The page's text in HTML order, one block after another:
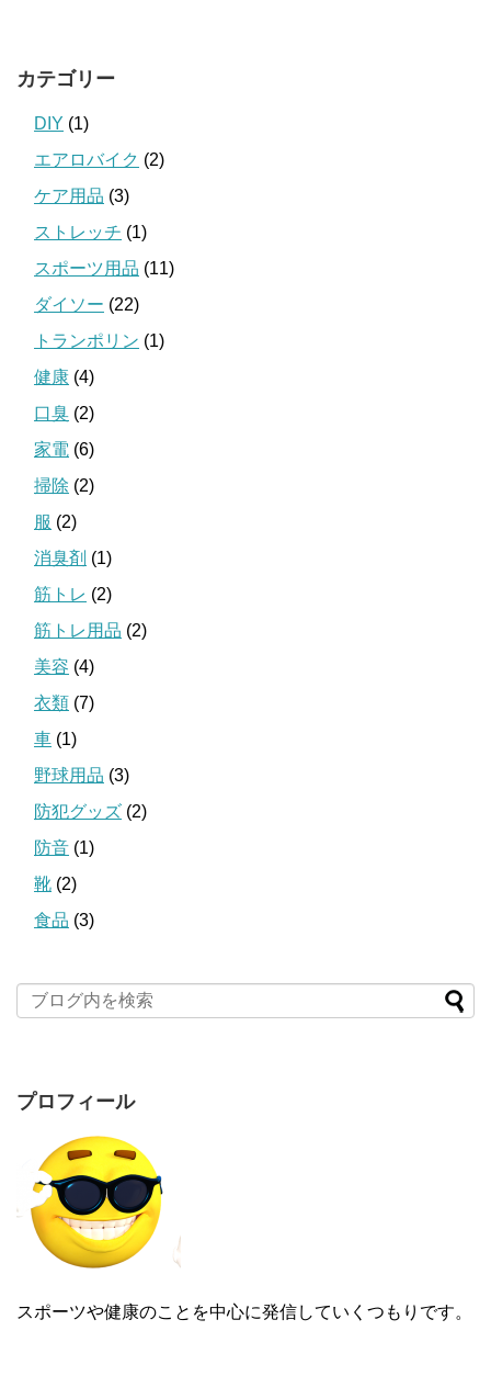
カテゴリー
DIY (1)
エアロバイク (2)
ケア用品 (3)
ストレッチ (1)
スポーツ用品 (11)
ダイソー (22)
トランポリン (1)
健康 (4)
口臭 (2)
家電 (6)
掃除 (2)
服 (2)
消臭剤 (1)
筋トレ (2)
筋トレ用品 (2)
美容 (4)
衣類 (7)
車 (1)
野球用品 (3)
防犯グッズ (2)
防音 (1)
靴 (2)
食品 (3)
プロフィール
スポーツや健康のことを中心に発信していくつもりです。